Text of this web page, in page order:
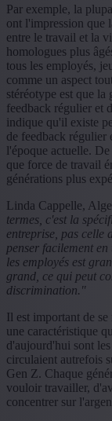
Par exemple, la
ont l'impression que
entre le travail et la
homologues plus
tous les employés,
comme un aspect
stéréotype est que la
feedback régulier et
indique qu'il existe
de feedback régulier
l'époque actuelle.
que force de travail
générations plus
Linda Cappelle,
termes, c'est la
entreprise, pas celle
penser facilement
les employés est
grand, ce qui peut
discrimination."
Il est important de
une caractéristique
d'aujourd'hui sont
circulaient autrefois
Gen Z. Chaque
vouloir travailler,
concentrer sur